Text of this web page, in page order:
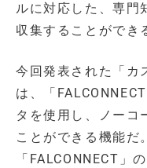
ルに対応した、専門
収集することができ
今回発表された「カ
は、「
タを使用し、ノーコ
ことができる機能だ
「FALCONNECT」